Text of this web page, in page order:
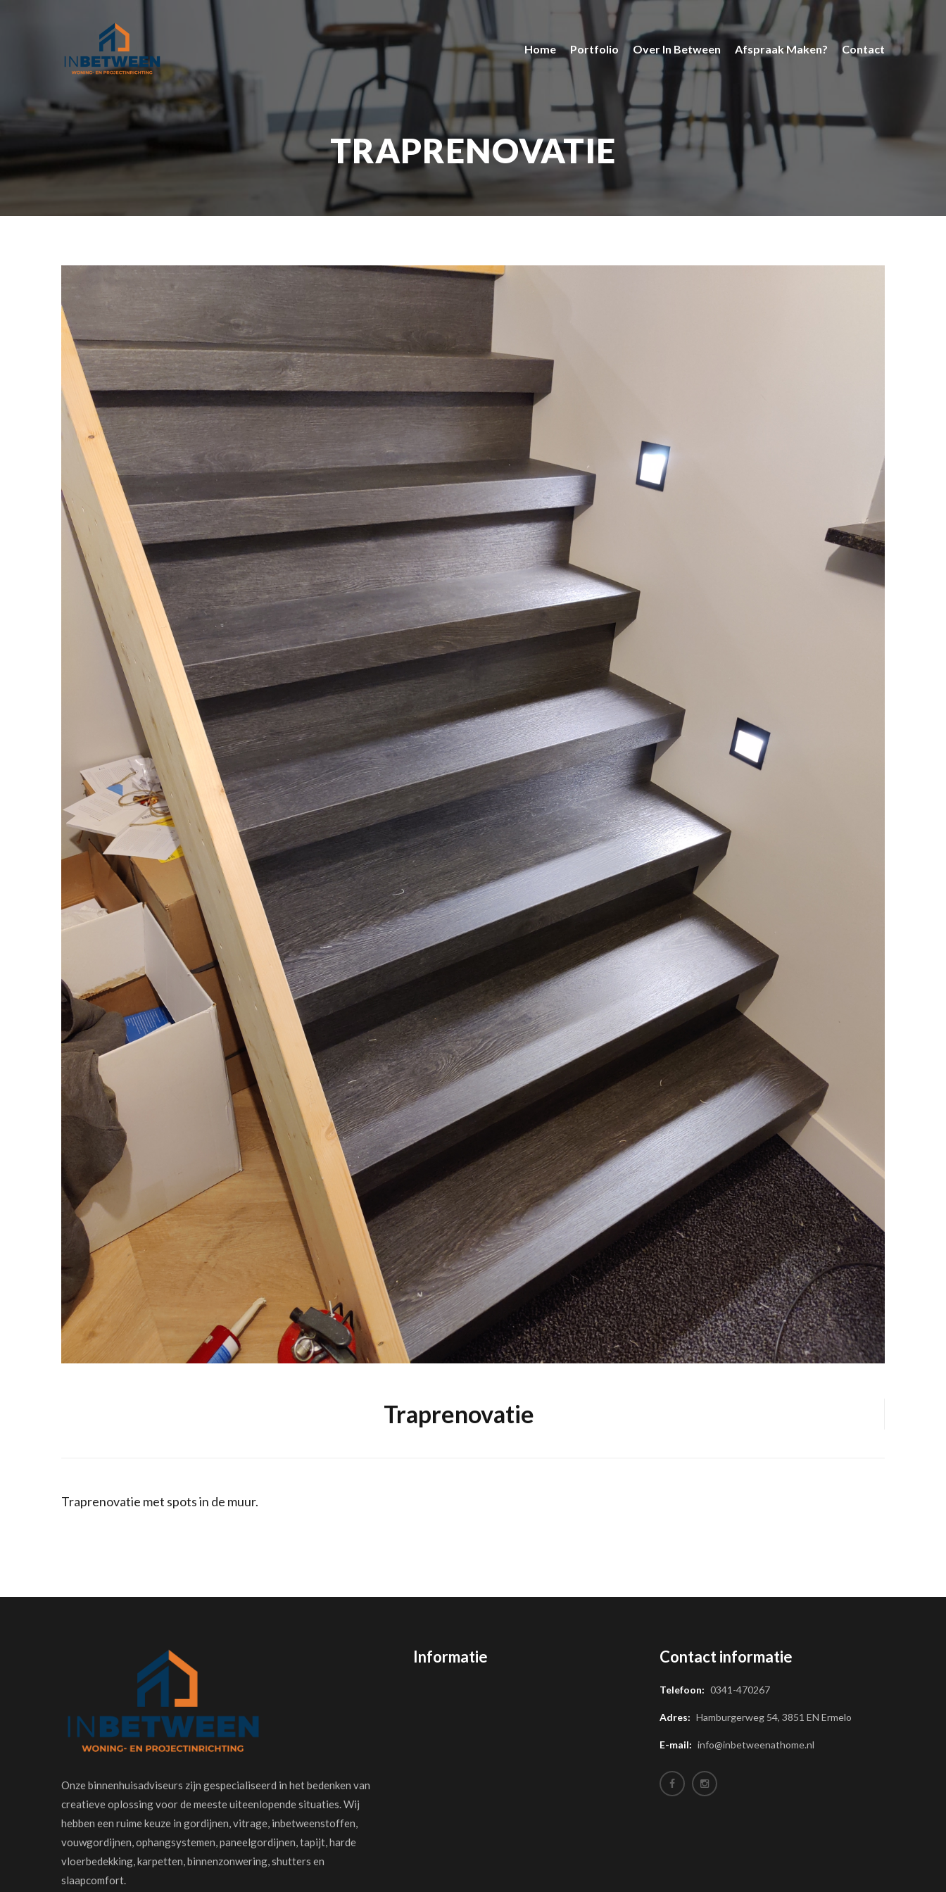
Home Portfolio Over In Between Afspraak Maken? Contact
TRAPRENOVATIE
Traprenovatie
Traprenovatie met spots in de muur.
Onze binnenhuisadviseurs zijn gespecialiseerd in het bedenken van
creatieve oplossing voor de meeste uiteenlopende situaties. Wij
hebben een ruime keuze in gordijnen, vitrage, inbetweenstoffen,
vouwgordijnen, ophangsystemen, paneelgordijnen, tapijt, harde
vloerbedekking, karpetten, binnenzonwering, shutters en
slaapcomfort.
Informatie Contact informatie
Telefoon: 0341-470267
Adres: Hamburgerweg 54, 3851 EN Ermelo
E-mail: info@inbetweenathome.nl